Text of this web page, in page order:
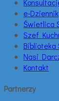
e-Dziennik
Świetlica
Szef
Biblioteka
Nasi
Kontakt
Partnerzy